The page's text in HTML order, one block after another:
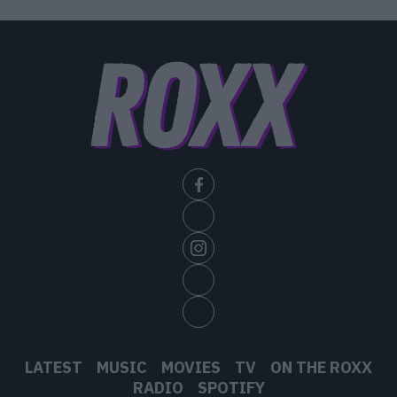
επίκαιροι αφήνοντας πίσω τους όλες τις
χρόνια της καριέρας τους. Και είναι επιτέλους
ως να αρχίσουμε να βλέπουμε στην Ελλάδα
μπάντες της ευρύτερης εναλλακτικής ροκ
σκηνής που ξεκίνησαν την καριέρα τους στην
πρώτη δεκαετία της νέας χιλιετίας. Το μεγάλο
πρόβλημα εδώ είναι ότι θα παίξουν support
στις συναυλίες της Taylor Swift στην Ευρώπη
που καλύπτουν μεγάλο μέρος του επόμενου
καλοκαιριού, έτσι δεν ξέρουμε αν θα κάνουν
σόλο εμφανίσεις. Ας τους έχουμε στα υπόψη
LATEST MUSIC MOVIES TV
ON THE ROXX
RADIO
SPOTIFY